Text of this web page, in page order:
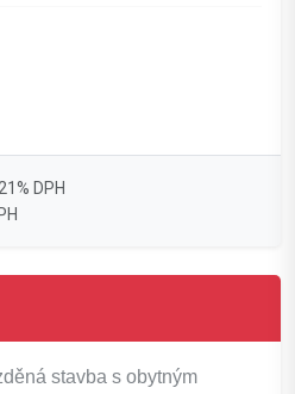
DPH
stavba s obytným